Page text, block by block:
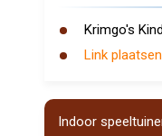
Krimgo's
Link plaatsen
Indoor